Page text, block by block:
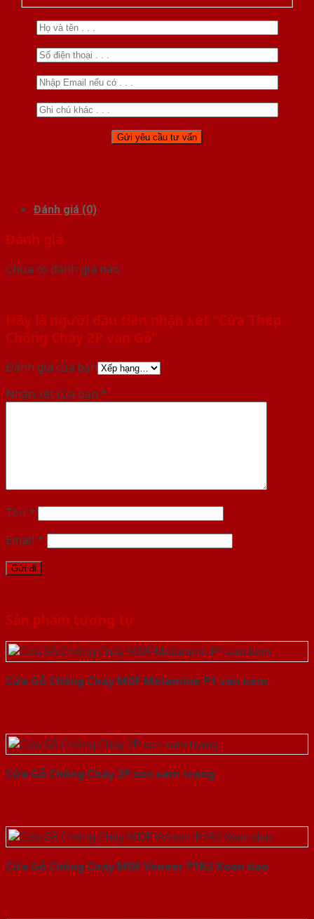
Đánh giá (0)
Đánh giá
Chưa có đánh giá nào.
Hãy là người đầu tiên nhận xét “Cửa Thép
Chống Cháy 2P van Gỗ”
Đánh giá của bạn
Nhận xét của bạn *
Tên *
Email *
Sản phẩm tương tự
Cửa Gỗ Chống Cháy MDF Melamine P1 van kem
Cửa Gỗ Chống Cháy 2P son xam trang
Cửa Gỗ Chống Cháy MDF Veneer P1R2 Xoan dao